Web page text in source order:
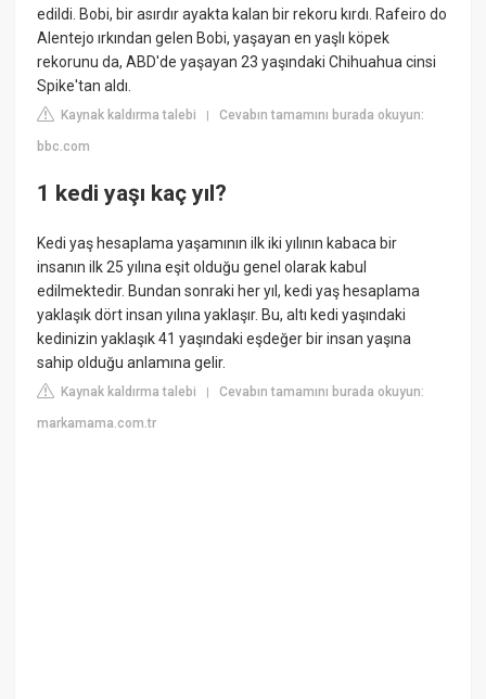
edildi. Bobi, bir asırdır ayakta kalan bir rekoru kırdı. Rafeiro do
Alentejo ırkından gelen Bobi, yaşayan en yaşlı köpek
rekorunu da, ABD'de yaşayan 23 yaşındaki Chihuahua cinsi
Spike'tan aldı.
Kaynak kaldırma talebi |Cevabın tamamını burada okuyun:
bbc.com
1 kedi yaşı kaç yıl?
Kedi yaş hesaplama yaşamının ilk iki yılının kabaca bir
insanın ilk 25 yılına eşit olduğu genel olarak kabul
edilmektedir. Bundan sonraki her yıl, kedi yaş hesaplama
yaklaşık dört insan yılına yaklaşır. Bu, altı kedi yaşındaki
kedinizin yaklaşık 41 yaşındaki eşdeğer bir insan yaşına
sahip olduğu anlamına gelir.
Kaynak kaldırma talebi |Cevabın tamamını burada okuyun:
markamama.com.tr